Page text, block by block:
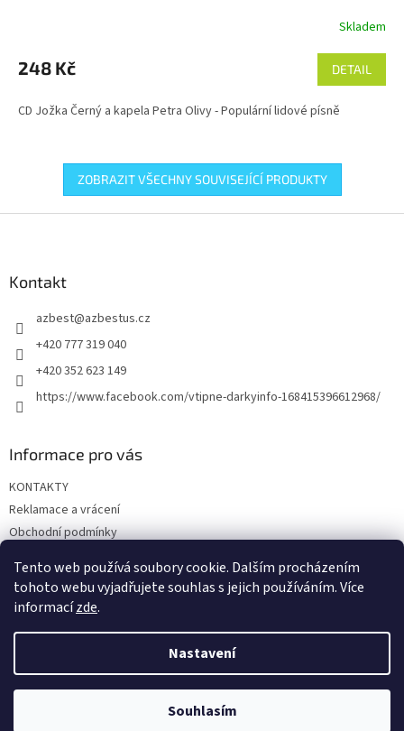
Tento web používá soubory cookie. Dalším procházením
tohoto webu vyjadřujete souhlas s jejich používáním. Více
informacízde.
Nastavení
Souhlasím
Skladem
248 Kč DETAIL
CD Jožka Černý a kapela Petra Olivy - Populární lidové písně
ZOBRAZIT VŠECHNY SOUVISEJÍCÍ PRODUKTY
Kontakt
azbest@azbestus.cz
+420 777 319 040
+420 352 623 149
https://www.facebook.com/vtipne-darkyinfo-168415396612968/
Informace pro vás
KONTAKTY
Reklamace a vrácení
Obchodní podmínky
Doprava a platba
Vytvořil Shoptet
Vtipné dárky. Všechna práva vyhrazena.